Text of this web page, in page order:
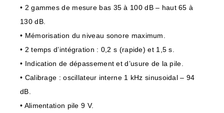
• 2 gammes de mesure bas 35 à 100 dB – haut 65 à
130 dB.
• Mémorisation du niveau sonore maximum.
• 2 temps d’intégration : 0,2 s (rapide) et 1,5 s.
• Indication de dépassement et d’usure de la pile.
• Calibrage : oscillateur interne 1 kHz sinusoidal – 94
dB.
• Alimentation pile 9 V.